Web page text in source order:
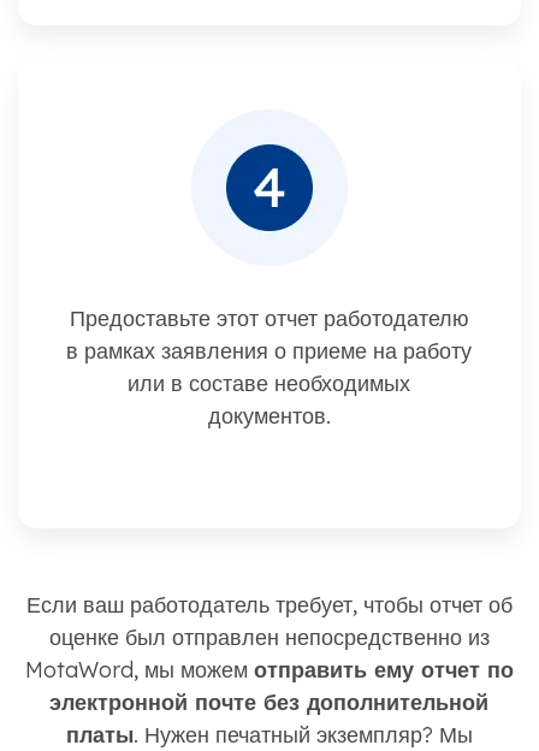
Предоставьте этот отчет работодателю
в рамках заявления о приеме на работу
или в составе необходимых
документов.
Если ваш работодатель требует, чтобы отчет об
оценке был отправлен непосредственно из
MotaWord, мы можем отправить ему отчет по
электронной почте без дополнительной
платы. Нужен печатный экземпляр? Мы